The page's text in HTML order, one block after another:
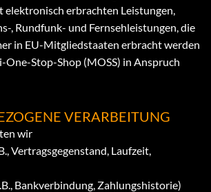
elektronisch erbrachten Leistungen,
, Rundfunk- und Fernsehleistungen, die
in EU-Mitgliedstaaten erbracht werden
One-Stop-Shop (MOSS) in Anspruch
VERARBEITUNG
wir
Vertragsgegenstand, Laufzeit,
Bankverbindung, Zahlungshistorie)